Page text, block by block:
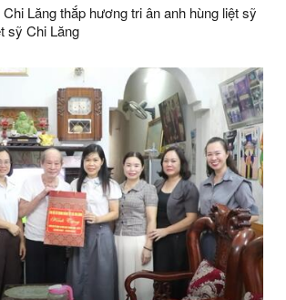
Lăng thắp hương tri ân anh hùng liệt sỹ
sỹ Chi Lăng